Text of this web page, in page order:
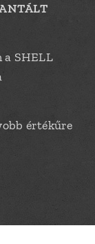
a SHELL
értékűre